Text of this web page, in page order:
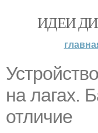
ИДЕИ
на лагах.
отличие